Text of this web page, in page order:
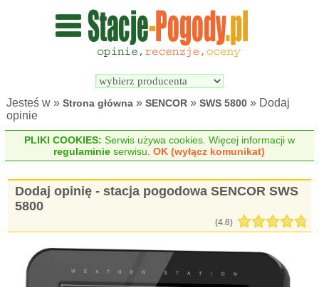
Wyszukiwarka
pogodowych
Jesteś w »Strona główna »SENCOR »SWS 5800 » Dodaj
opinie
PLIKI COOKIES: Serwis używa cookies. Więcej informacji w
regulaminie serwisu.OK (wyłącz komunikat)
Dodaj opinię - stacja pogodowa SENCOR SWS
5800
(4.8)